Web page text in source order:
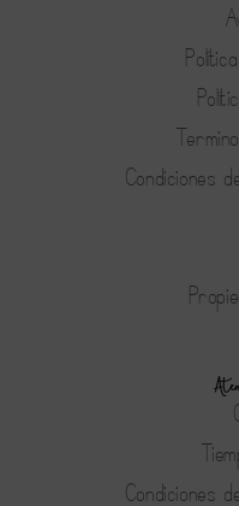
Condiciones
Condiciones